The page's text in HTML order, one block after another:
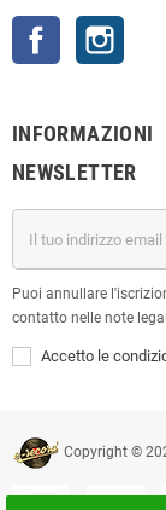
Facebook
INFORMAZIONI
NEWSLETTER
Puoi annullare
contatto nelle note
Accetto le
Copyright ©